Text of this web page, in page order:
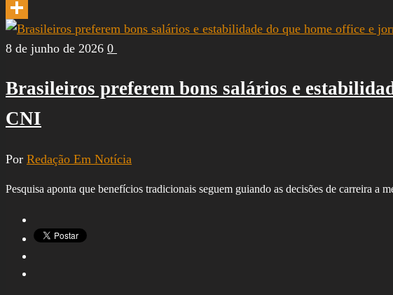
Email
Share
8 de junho de 2026 0
Brasileiros preferem bons salários e
CNI
Por Redação Em Notícia
Pesquisa aponta que benefícios tradicionais seguem guiando as decisões de carreira